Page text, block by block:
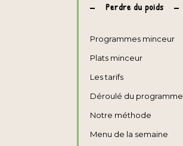
Perdre du poids
Programmes minceur
Plats minceur
Les tarifs
Déroulé du programme
Notre méthode
Menu de la semaine